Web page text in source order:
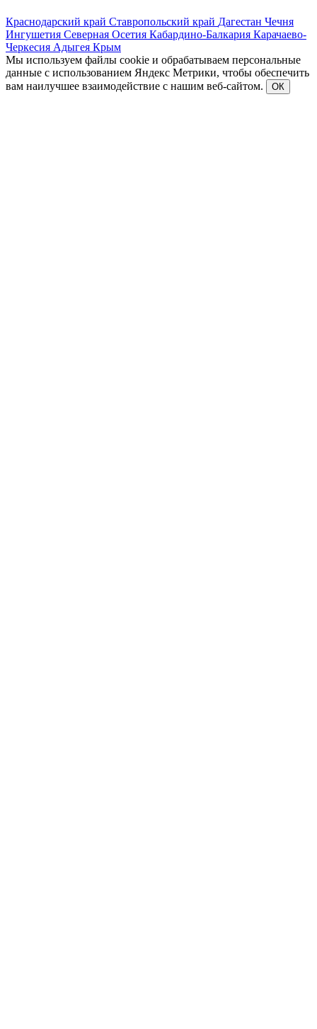
Краснодарский край Ставропольский край Дагестан Чечня
Ингушетия Северная Осетия Кабардино-Балкария Карачаево-
Черкесия Адыгея Крым
Мы используем файлы cookie и обрабатываем персональные
данные с использованием Яндекс Метрики, чтобы обеспечить
вам наилучшее взаимодействие с нашим веб-сайтом.
ОК